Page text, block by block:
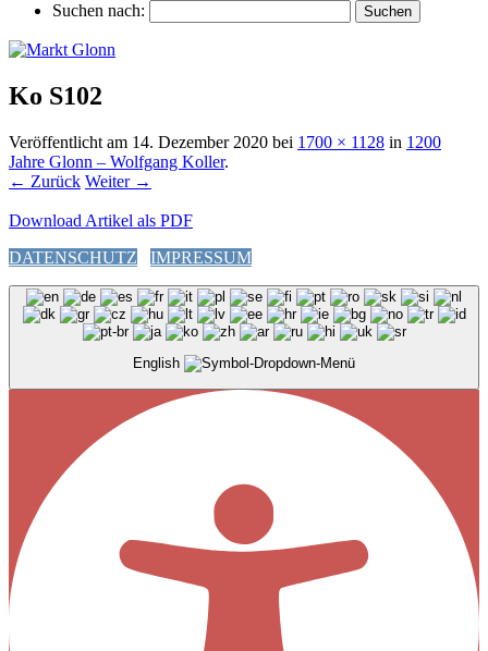
Suchen nach:
Ko S102
Veröffentlicht am 14. Dezember 2020 bei 1700 × 1128 in 1200
Jahre Glonn – Wolfgang Koller.
← Zurück Weiter →
Download Artikel als PDF
DATENSCHUTZ
IMPRESSUM
English